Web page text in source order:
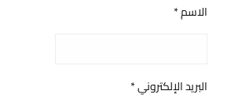
الاسم*
البريد الإلكتروني*